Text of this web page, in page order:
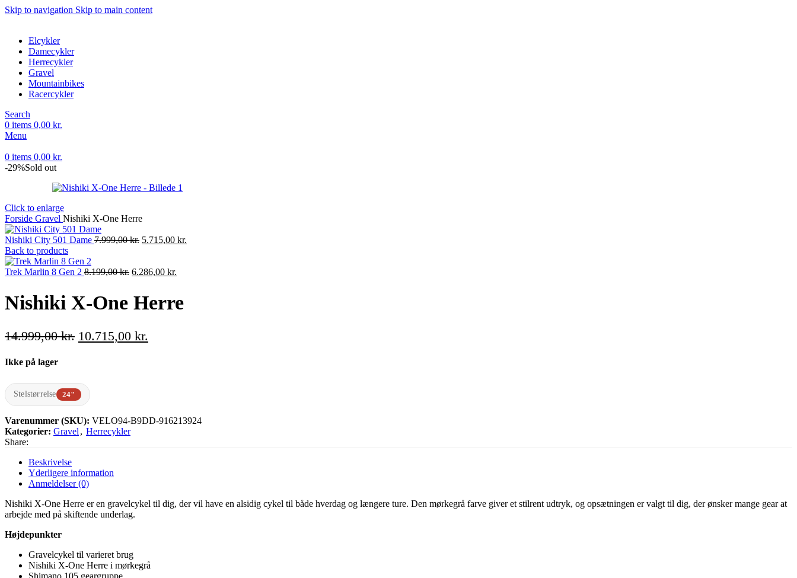
Skip to navigation Skip to main content
Elcykler
Damecykler
Herrecykler
Gravel
Mountainbikes
Racercykler
Search
0 items 0,00 kr.
Menu
0 items 0,00 kr.
-29%Sold out
Click to enlarge
Forside Gravel Nishiki X-One Herre
Nishiki City 501 Dame 7.999,00kr. Den
var:
5.715,00 kr.
Back to products
Trek Marlin 8 Gen 2 8.199,00kr. Den
var:
6.286,00 kr.
er:
Nishiki X-One Herre
14.999,00kr. Den
var:
14.999,00 kr..
10.715,00 kr.
Ikke på lager
Stelstørrelse 24"
Varenummer (SKU): VELO94-B9DD-916213924
Kategorier: Gravel , Herrecykler
Share:
Beskrivelse
Yderligere information
Anmeldelser (0)
Nishiki X-One Herre er en gravelcykel til dig, der vil have en alsidig cykel til både hverdag og længere ture. Den mørkegrå farve giver et stilrent udtryk, og opsætningen er valgt til dig, der ønsker mange gear at
arbejde med på skiftende underlag.
Højdepunkter
Gravelcykel til varieret brug
Nishiki X-One Herre i mørkegrå
Shimano 105 geargruppe